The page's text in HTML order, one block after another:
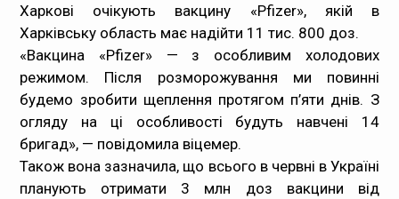
Харкові очікують вакцину «Pfizer», якій в
Харківську область має надійти 11 тис. 800 доз.
«Вакцина «Pfizer» — з особливим холодових
режимом. Після розморожування ми повинні
будемо зробити щеплення протягом п’яти днів. З
огляду на ці особливості будуть навчені 14
бригад», — повідомила віцемер.
Також вона зазначила, що всього в червні в Україні
планують отримати 3 млн доз вакцини від